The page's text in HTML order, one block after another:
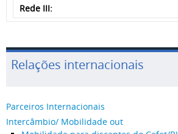
Rede III:
Relações internacionais
Parceiros Internacionais
Intercâmbio/ Mobilidade out